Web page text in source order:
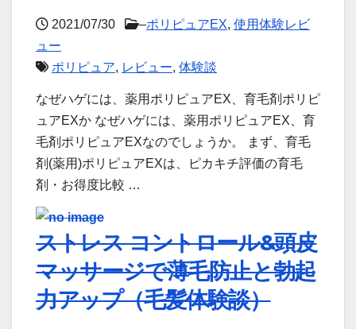
2021/07/30 –ポリピュアEX, 使用体験レビ
ュー
ポリピュア, レビュー, 体験談
なぜハゲには、薬用ポリピュアEX、育毛剤ポリピ
ュアEXか なぜハゲには、薬用ポリピュアEX、育
毛剤ポリピュアEXなのでしょうか。 まず、育毛
剤(薬用)ポリピュアEXは、ピカキチ評価の育毛
剤・お得度比較 …
ストレス コントロール&頭皮
マッサージで薄毛防止と勃起
力アップ（毛髪体験談）